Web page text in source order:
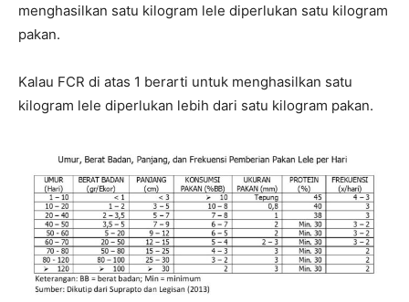
menghasilkan satu kilogram lele diperlukan satu kilogram
pakan.
Kalau FCR di atas 1 berarti untuk menghasilkan satu
kilogram lele diperlukan lebih dari satu kilogram pakan.